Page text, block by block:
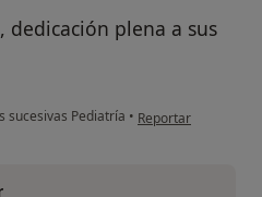
dedicación plena a sus
sucesivas Pediatría • en opinión del
Reportar